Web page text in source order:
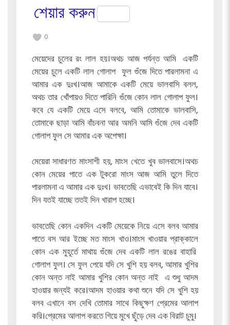
শেয়ার করুন
0
মেয়েদের চুলের রং লাল হয়।অথচ আজ পর্যন্ত আমি একটি
মেয়ের চুলে একটি লাল গোলাপ ফুল গুঁজে দিতে পারলামনা এ
আমার এক দুঃখ।আজ আমাকে একটি মেয়ে ভালবাসি বলল,
অথচ তার খোঁপায়ও দিতে পারিনি গুঁজে কোন লাল গোলাপ ফুল।
কবে যে একটি মেয়ে এসে বলবে, আমি তোমাকে ভালবাসি,
তোমাকে ছাড়া আমি বাঁচবনা আর অমনি আমি গুঁজে দেব একটি
গোলাপ ফুল সে আমার এক অপেক্ষা।
মেয়েরা সাধারণত মাংসাশী হয়, মাংস খেতে খুব ভালবাসে।অথচ
কোন মেয়ের পাতে এক টুকরো মাংস আজ আমি তুলে দিতে
পারলামনা এ আমার এক দুঃখ। ভাবতেছি এভাবেই কি দিন যাবে।
দিন যতই যাচ্ছে ততই দিন খারাপ হচ্ছে।
ভাবতেছি কোন একদিন একটি মেয়েকে নিয়ে এসে বলব আমার
পাতে বস আর ইচ্ছে মত মাংস খাও।মাংস খাওয়ার প্রাক্কালে
কোন এক মুহূর্তে মাথায় গুঁজে দেব একটি লাল রঙের বাহারি
গোলাপ ফুল। সে ফুল পেয়ে যদি সে খুশি হয় বলব, আমার খুশির
কোন অন্ত নাই আমার খুশির কোন অন্ত নাই এ শুধু আদম
হাওয়ার জন্যই করে।আদম হাওয়ার কথা শুনে যদি সে খুশি হয়
বলব এখানে বস দেখি তোমার সাথে কিছুক্ষণ প্রেমের আলাপ
করি।প্রেমের আলাপ করতে গিয়ে মুখে ছুঁড়ে দেব এক বিরাট চুমু।